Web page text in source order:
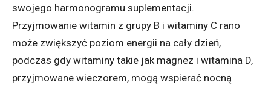
swojego harmonogramu suplementacji.
Przyjmowanie witamin z grupy B i witaminy C rano
może zwiększyć poziom energii na cały dzień,
podczas gdy witaminy takie jak magnez i witamina D,
przyjmowane wieczorem, mogą wspierać nocną